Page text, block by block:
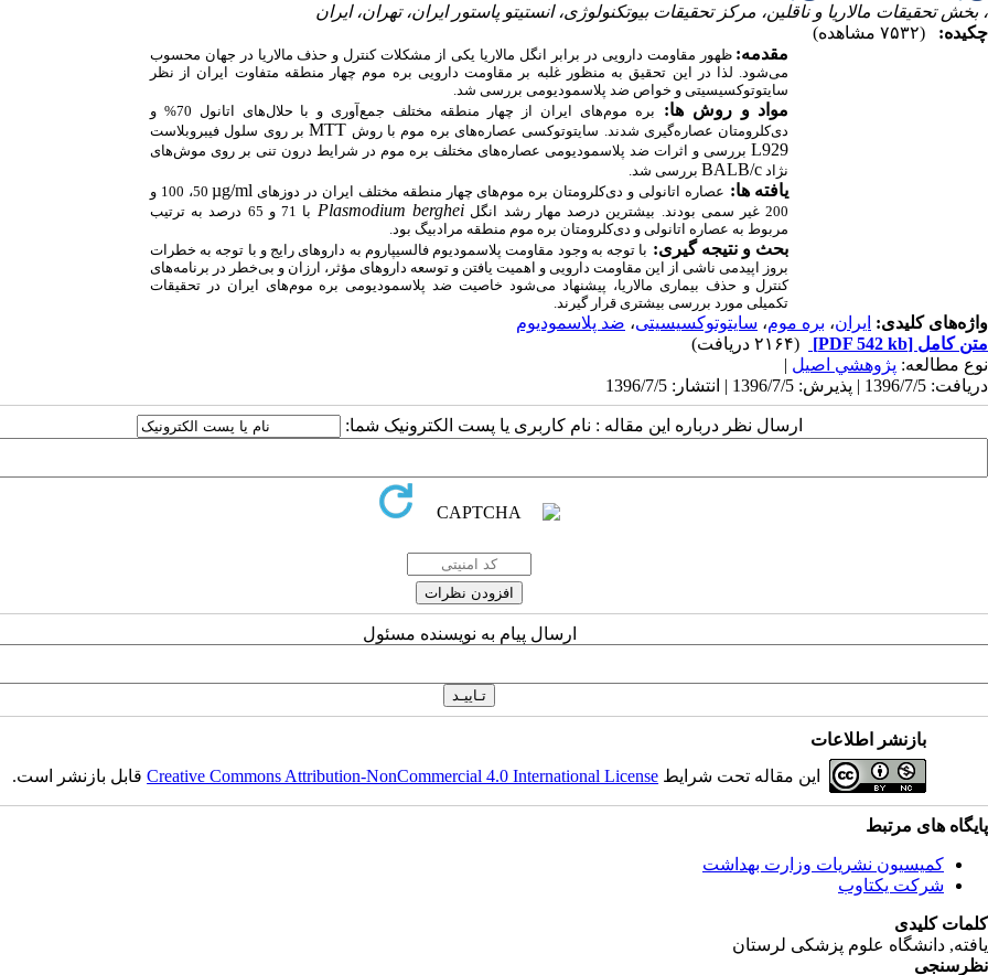
، بخش تحقیقات مالاریا و ناقلین، مرکز تحقیقات بیوتکنولوژی، انستیتو پاستور ایران، تهران، ایران
چکیده:
(۷۵۳۲ مشاهده)
مقدمه: ظهور مقاومت دارویی در برابر انگل مالاریا یکی از مشکلات کنترل و حذف مالاریا در جهان محسوب
می‌شود. لذا در این تحقیق به ‌منظور غلبه بر مقاومت دارویی بره موم چهار منطقه متفاوت ایران از نظر
سایتوتوکسیسیتی و خواص ضد پلاسمودیومی بررسی شد.
مواد و روش ­ها: بر
ه موم‌های ایران از چهار منطقه مختلف جمع‌آوری و با حلال‌های اتانول 70% و
دی‌کلرومتان عصاره‌گیری شدند. سایتوتوکسی عصاره‌های بره موم با روش MTT بر روی سلول فیبروبلاست
L929 بررسی و اثرات ضد پلاسمودیومی عصاره‌های مختلف بره موم در شرایط درون تنی بر روی موش‌های
نژاد BALB/c بررسی شد.
یافته­ ها: عصاره اتانولی و دی‌کلرومتان بره موم‌های چهار منطقه مختلف ایران در دوزهای µg/ml
50، 100 و
200 غیر سمی بودند. بیشترین درصد مهار رشد انگل
Plasmodium berghei ب
ا 71 و 65 درصد به ترتیب
مربوط به عصاره اتانولی و دی‌کلرومتان بره موم منطقه مرادبیگ بود.
بحث و نتیجه ­گیری: با توجه به وجود مقاومت پلاسمودیوم فالسیپاروم به داروهای رایج و با توجه به خطرات
بروز اپیدمی ناشی از این مقاومت دارویی و اهمیت یافتن و توسعه داروهای مؤثر، ارزان و بی‌خطر در برنامه‌های
کنترل و حذف بیماری مالاریا، پیشنهاد می‌شود خاصیت ضد پلاسمودیومی بره موم‌های ایران در تحقیقات
تکمیلی مورد بررسی بیشتری قرار گیرند.
واژه‌های کلیدی: ایران، بره موم، سایتوتوکسیسیتی، ضد پلاسمودیوم
متن کامل [PDF 542 kb]
(۲۱۶۴ دریافت)
نوع مطالعه: پژوهشي اصیل |
دریافت: 1396/7/5 | پذیرش: 1396/7/5 | انتشار: 1396/7/5
ارسال نظر درباره این مقاله : نام کاربری یا پست الکترونیک شما:
ارسال پیام به نویسنده مسئول
بازنشر اطلاعات
این مقاله تحت شرایط Creative Commons Attribution-NonCommercial 4.0 International Licenseقابل بازنشر است.
پایگاه های مرتبط
کمیسیون نشریات وزارت بهداشت
شرکت یکتاوب
کلمات کلیدی
یافته, دانشگاه علوم پزشکی لرستان
نظرسنجی